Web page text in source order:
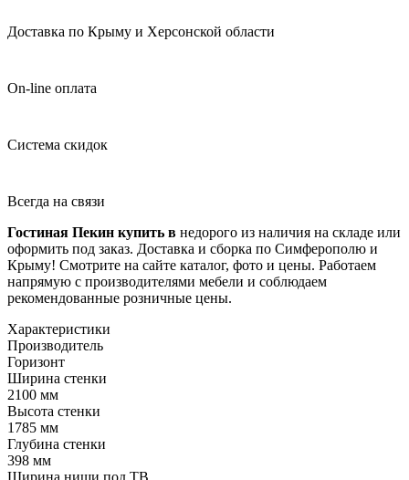
Доставка по Крыму и Херсонской области
On-line оплата
Система скидок
Всегда на связи
Гостиная Пекин купить в недорого из наличия на складе или
оформить под заказ. Доставка и сборка по Симферополю и
Крыму! Смотрите на сайте каталог, фото и цены. Работаем
напрямую с производителями мебели и соблюдаем
рекомендованные розничные цены.
Характеристики
Производитель
Горизонт
Ширина стенки
2100 мм
Высота стенки
1785 мм
Глубина стенки
398 мм
Ширина ниши под ТВ